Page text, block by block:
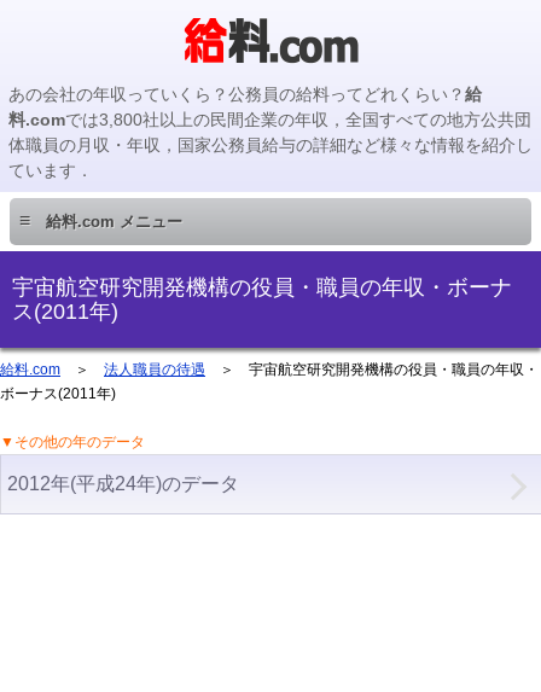
あの会社の年収っていくら？公務員の給料ってどれくらい？給
料.comでは3,800社以上の民間企業の年収，全国すべての地方公共団
体職員の月収・年収，国家公務員給与の詳細など様々な情報を紹介し
ています．
≡ 給料.com メニュー
民間企業編
地方公務員編
地方公務員給料検索
主要企業の年収検索
宇宙航空研究開発機構の役員・職員の年収・ボーナ
ス(2011年)
給料.com ＞ 法人職員の待遇 ＞ 宇宙航空研究開発機構の役員・職員の年収・
ボーナス(2011年)
▼その他の年のデータ
2012年(平成24年)のデータ